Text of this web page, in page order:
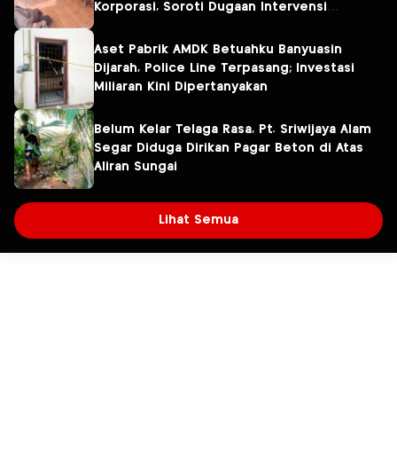
Korporasi, Soroti Dugaan Intervensi
Lingkungan
Aset Pabrik AMDK Betuahku Banyuasin
Dijarah, Police Line Terpasang; Investasi
Miliaran Kini Dipertanyakan
Belum Kelar Telaga Rasa, Pt. Sriwijaya Alam
Segar Diduga Dirikan Pagar Beton di Atas
Aliran Sungai
Lihat Semua